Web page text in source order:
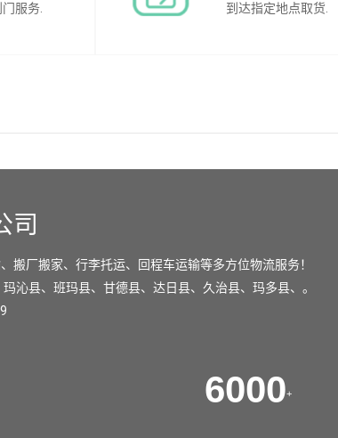
服务.
到达指定地点取货.
司
厂搬家、行李托运、回程车运输等多方位物流服务！
玛沁县、 班玛县、 甘德县、 达日县、 久治县、 玛多县、。
6000+